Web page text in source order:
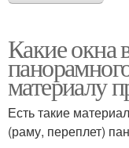
Какие окна
материалу
Есть такие
(раму, переплет)